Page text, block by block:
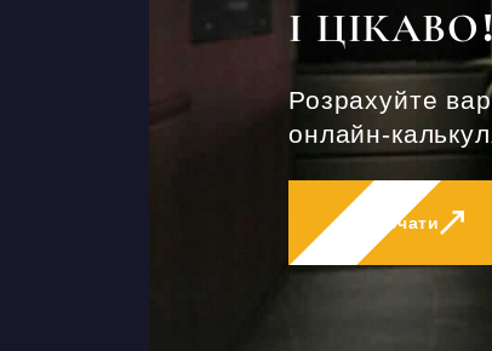
І
Розрахуйте
онлайн-
Розпочати